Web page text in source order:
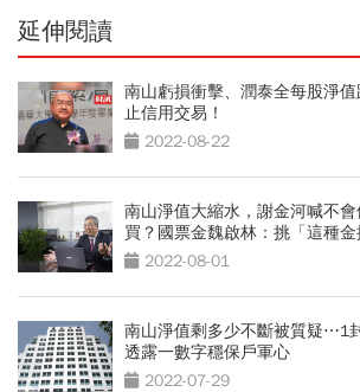
延伸閱讀
南山虧損衝擊、潤泰全每股淨
止信用交易！
2022-08-22
南山淨值大縮水，謝金河喊不
買？國票金魏啟林：挑「這種金
2022-08-01
南山淨值剩多少不斷被質疑⋯1
透露一數字穩保戶軍心
2022-07-29